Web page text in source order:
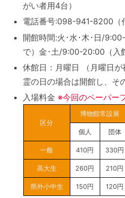
がい者用4台）
電話番号:098-941-8200（
開館時間:火･水･木･日/
で）金･土/9:00-20:00（入
休館日：月曜日 （月曜日
霊の日の場合は開館し、そ
入場料金※今回のペーパー
区分
博物館常設展
個人 団体
一般 410円 330円
高大生 260円 210円
県外小中生 150円 120円